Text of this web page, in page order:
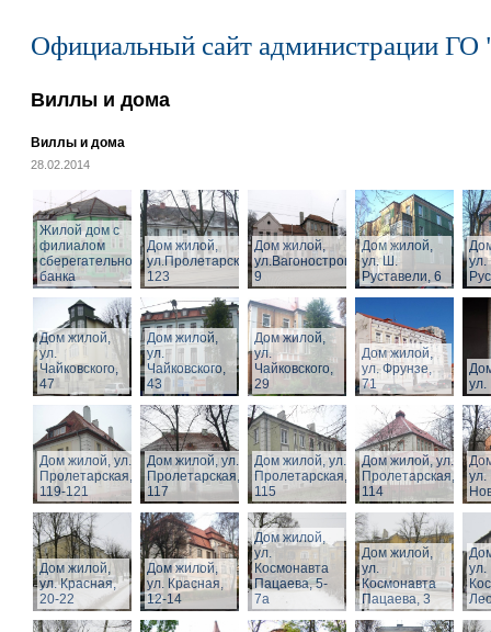
Официальный сайт администрации ГО
Виллы и дома
Виллы и дома
28.02.2014
Жилой дом с
филиалом
сберегательного
банка
Дом жилой,
ул.Пролетарская,
123
Дом жилой,
ул.Вагоностроительная,
9
Дом жилой,
ул. Ш.
Руставели, 6
Дом жилой,
ул.
Чайковского,
47
Дом жилой,
ул.
Чайковского,
43
Дом жилой,
ул.
Чайковского,
29
Дом жилой,
ул. Фрунзе,
71
ул.
Дом жилой, ул.
Пролетарская,
119-121
Дом жилой, ул.
Пролетарская,
117
Дом жилой, ул.
Пролетарская,
115
Дом жилой, ул.
Пролетарская,
114
Дом жилой,
ул. Красная,
20-22
Дом жилой,
ул. Красная,
12-14
Дом жилой,
ул.
Космонавта
Пацаева, 5-
7а
Дом жилой,
ул.
Космонавта
Пацаева, 3
ул.